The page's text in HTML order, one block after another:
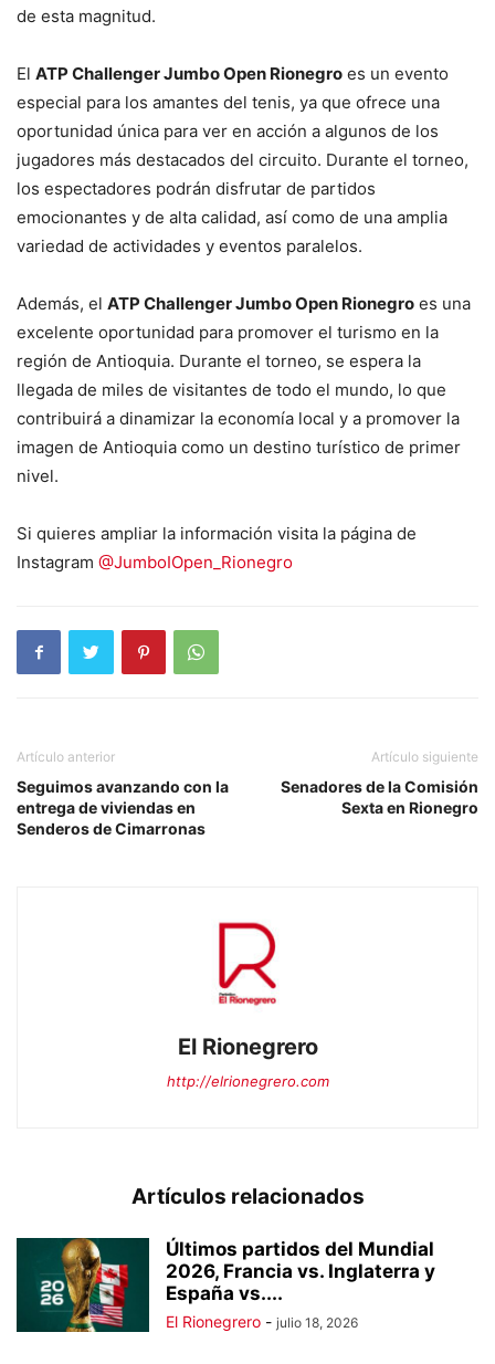
de esta magnitud.
El ATP Challenger Jumbo Open Rionegro es un evento
especial para los amantes del tenis, ya que ofrece una
oportunidad única para ver en acción a algunos de los
jugadores más destacados del circuito. Durante el torneo,
los espectadores podrán disfrutar de partidos
emocionantes y de alta calidad, así como de una amplia
variedad de actividades y eventos paralelos.
Además, el ATP Challenger Jumbo Open Rionegro es una
excelente oportunidad para promover el turismo en la
región de Antioquia. Durante el torneo, se espera la
llegada de miles de visitantes de todo el mundo, lo que
contribuirá a dinamizar la economía local y a promover la
imagen de Antioquia como un destino turístico de primer
nivel.
Si quieres ampliar la información visita la página de
Instagram @JumboIOpen_Rionegro
Artículo anterior
Seguimos avanzando con la
entrega de viviendas en
Senderos de Cimarronas
Artículo siguiente
Senadores de la Comisión
Sexta en Rionegro
El Rionegrero
http://elrionegrero.com
Artículos relacionados
Últimos partidos del Mundial
2026, Francia vs. Inglaterra y
España vs....
El Rionegrero - julio 18, 2026